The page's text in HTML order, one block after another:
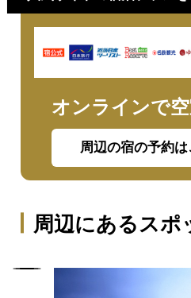
オンラインで
周辺の宿の予約
周辺にあるスポ